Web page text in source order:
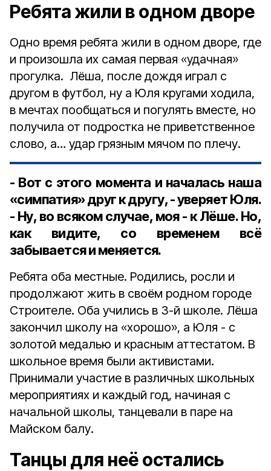
Ребята жили в одном дворе
Одно время ребята жили в одном дворе, где
и произошла их самая первая «удачная»
прогулка. Лёша, после дождя играл с
другом в футбол, ну а Юля кругами ходила,
в мечтах пообщаться и погулять вместе, но
получила от подростка не приветственное
слово, а… удар грязным мячом по плечу.
- Вот с этого момента и началась наша
«симпатия» друг к другу, - уверяет Юля.
- Ну, во всяком случае, моя - к Лёше. Но,
как видите, со временем всё
забывается и меняется.
Ребята оба местные. Родились, росли и
продолжают жить в своём родном городе
Строителе. Оба учились в 3-й школе. Лёша
закончил школу на «хорошо», а Юля - с
золотой медалью и красным аттестатом. В
школьное время были активистами.
Принимали участие в различных школьных
мероприятиях и каждый год, начиная с
начальной школы, танцевали в паре на
Майском балу.
Танцы для неё остались